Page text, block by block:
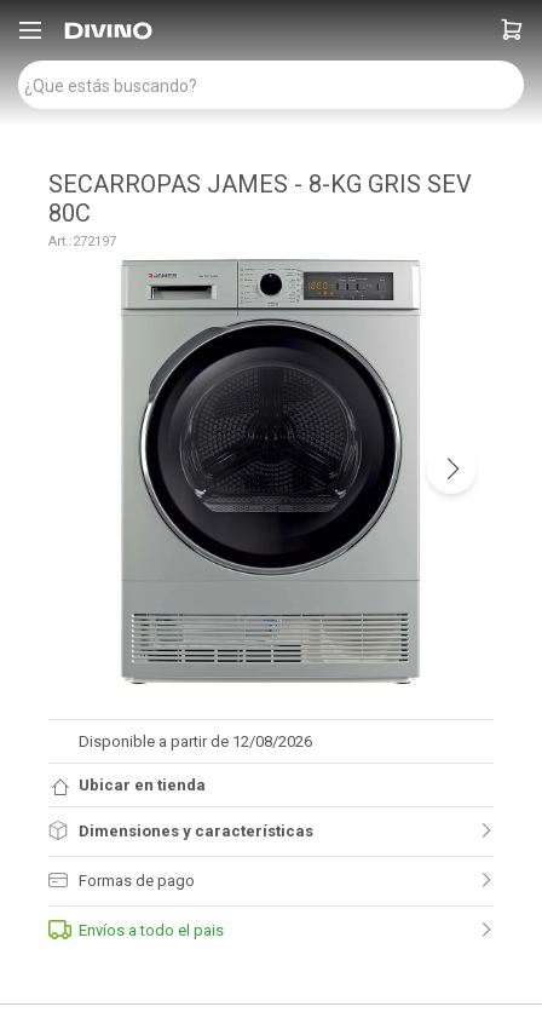

SECARROPAS JAMES - 8-KG GRIS SEV
80C
272197
Disponible a partir de 12/08/2026
Ubicar en tienda
Dimensiones y características
Formas de pago
Envíos a todo el pais